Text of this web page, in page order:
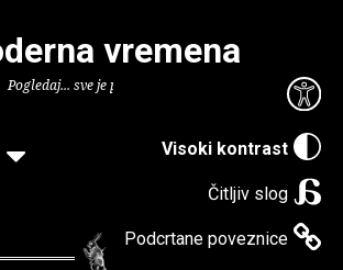
Visoki kontrast
Čitljiv slog
Podcrtane poveznice
vremena
Pogledaj... sve je puno knjiga.